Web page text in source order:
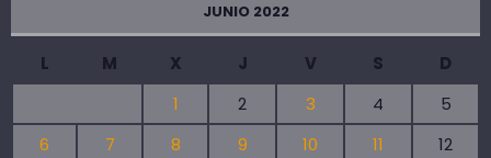
JUNIO 2022
L M X J V S
D
1
2 3 4
5
6
7 8 9 10 11
12